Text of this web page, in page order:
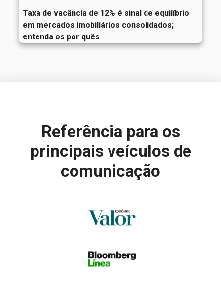
Taxa de vacância de 12% é sinal de equilíbrio
em mercados imobiliários consolidados;
entenda os por quês
Referência para os
principais veículos de
comunicação